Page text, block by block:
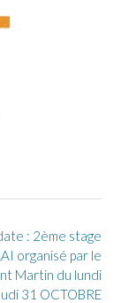
: 2ème stage
organisé par le
Martin du lundi
31 OCTOBRE